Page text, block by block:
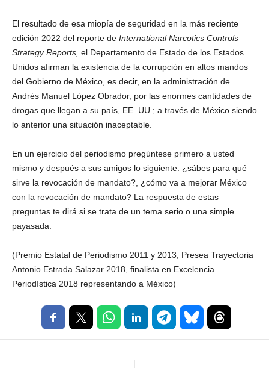
El resultado de esa miopía de seguridad en la más reciente
edición 2022 del reporte de International Narcotics Controls
Strategy Reports, el Departamento de Estado de los Estados
Unidos afirman la existencia de la corrupción en altos mandos
del Gobierno de México, es decir, en la administración de
Andrés Manuel López Obrador, por las enormes cantidades de
drogas que llegan a su país, EE. UU.; a través de México siendo
lo anterior una situación inaceptable.
En un ejercicio del periodismo pregúntese primero a usted
mismo y después a sus amigos lo siguiente: ¿sábes para qué
sirve la revocación de mandato?, ¿cómo va a mejorar México
con la revocación de mandato? La respuesta de estas
preguntas te dirá si se trata de un tema serio o una simple
payasada.
(Premio Estatal de Periodismo 2011 y 2013, Presea Trayectoria
Antonio Estrada Salazar 2018, finalista en Excelencia
Periodística 2018 representando a México)